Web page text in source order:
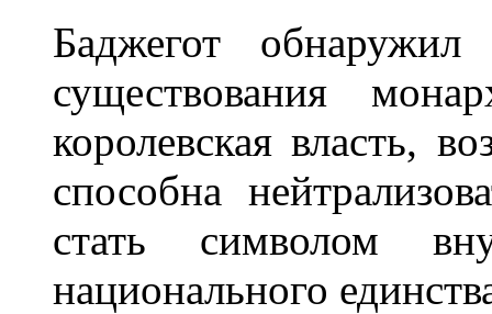
Баджегот
существования
королевская власть,
способна
стать символом
национального